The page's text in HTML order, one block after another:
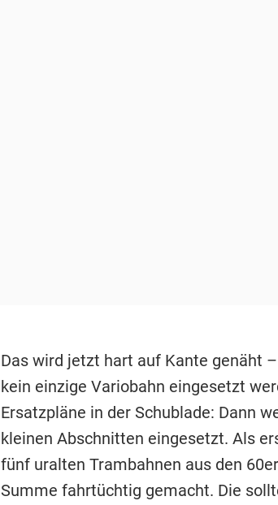
Das wird jetzt hart auf Kante genäht
kein einzige Variobahn eingesetzt
Ersatzpläne in der Schublade: Dann
kleinen Abschnitten eingesetzt. Als
fünf uralten Trambahnen aus den
Summe fahrtüchtig gemacht. Die